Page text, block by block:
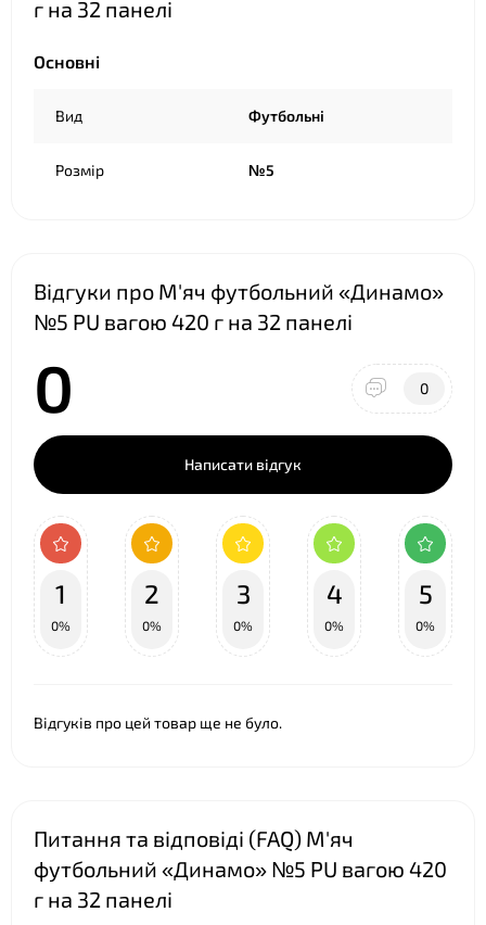
г на 32 панелі
Основні
Вид Футбольні
Розмір №5
Відгуки про М'яч футбольний «Динамо»
№5 PU вагою 420 г на 32 панелі
0 0
Написати відгук
1
0%
2
0%
3
0%
4
0%
5
0%
Відгуків про цей товар ще не було.
Питання та відповіді (FAQ) М'яч
футбольний «Динамо» №5 PU вагою 420
г на 32 панелі